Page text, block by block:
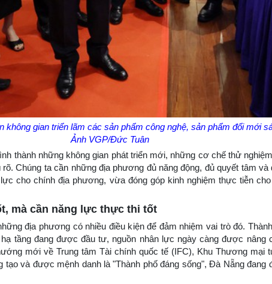
không gian triển lãm các sản phẩm công nghệ, sản phẩm đổi mới
Ảnh VGP/Đức Tuân
thành những không gian phát triển mới, những cơ chế thử
Chúng ta cần những địa phương đủ năng động, đủ quyết tâm
cho chính địa phương, vừa đóng góp kinh nghiệm thực tiễn
mà cần năng lực thực thi tốt
địa phương có nhiều điều kiện để đảm nhiệm vai trò đó.
tầng đang được đầu tư, nguồn nhân lực ngày càng được nâng
mới về Trung tâm Tài chính quốc tế (IFC), Khu Thương mại
tạo và được mệnh danh là "Thành phố đáng sống", Đà Nẵng